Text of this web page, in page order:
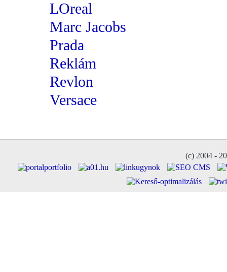
LOreal
Marc Jacobs
Prada
Reklám
Revlon
Versace
(c) 2004 -